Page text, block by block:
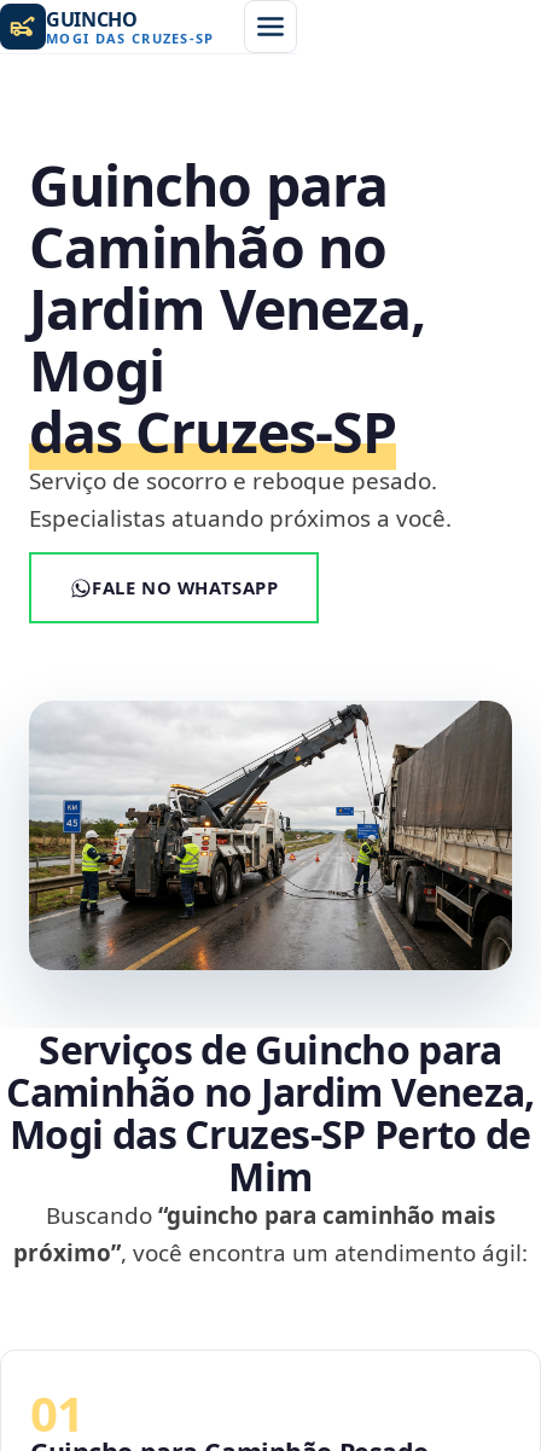
GUINCHO
MOGI DAS CRUZES-SP
Guincho para
Caminhão no
Jardim Veneza,
Mogi
das Cruzes‑SP
Serviço de socorro e reboque pesado.
Especialistas atuando próximos a você.
FALE NO WHATSAPP
Serviços de Guincho para
Caminhão no Jardim Veneza,
Mogi das Cruzes‑SP Perto de
Mim
Buscando“guincho para caminhão mais
próximo”, você encontra um atendimento ágil:
01